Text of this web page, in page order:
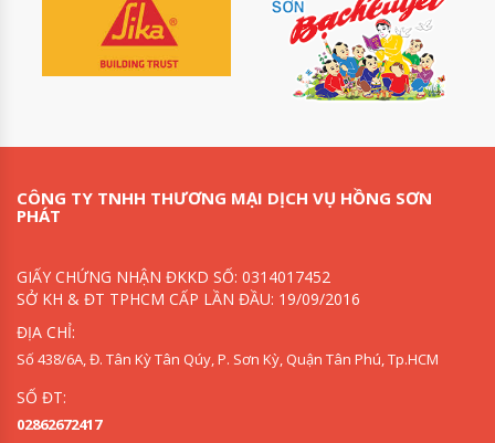
CÔNG TY TNHH THƯƠNG MẠI DỊCH VỤ HỒNG SƠN
PHÁT
GIẤY CHỨNG NHẬN ĐKKD SỐ: 0314017452
SỞ KH & ĐT TPHCM CẤP LẦN ĐẦU: 19/09/2016
ĐỊA CHỈ:
Số 438/6A, Đ. Tân Kỳ Tân Qúy, P. Sơn Kỳ, Quận Tân Phú, Tp.HCM
SỐ ĐT:
02862672417